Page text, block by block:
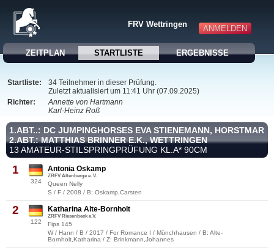
ANMELDEN
FRV Wettringen
ZEITPLAN STARTLISTE ERGEBNISSE
Startliste:
34 Teilnehmer in dieser Prüfung.
Zuletzt aktualisiert um 11:41 Uhr (07.09.2025)
Richter:
Annette von Hartmann
Karl-Heinz Roß
1.ABT..: DC JUMPINGHORSES EVA STIENEMANN, HORSTMAR
2.ABT.: MATTHIAS BRINNER E.K., WETTRINGEN
13 AMATEUR-STILSPRINGPRÜFUNG KL.A* 90CM
1
324
Antonia Oskamp
ZRFV Altenberge e. V.
Queen Nelly
S / F / 2008 / B: Oskamp,Carsten
2
122
Katharina Alte-Bornholt
ZRFV Riesenbeck e.V.
Fips 145
W / Hann / B / 2017 / For Romance I / Münchhausen / B: Alte-
Bornholt,Katharina / Z: Brinkmann,Johannes